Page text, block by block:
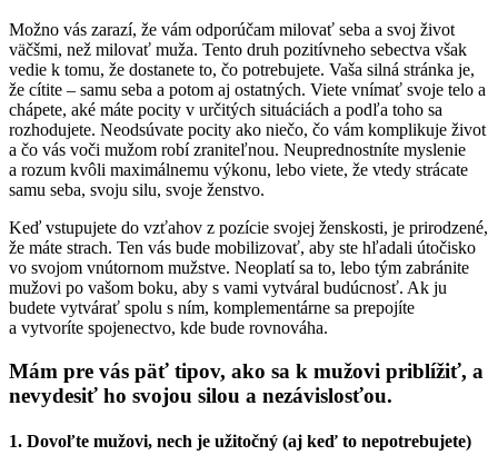
Možno vás zarazí, že vám odporúčam milovať seba a svoj život
väčšmi, než milovať muža. Tento druh pozitívneho sebectva však
vedie k tomu, že dostanete to, čo potrebujete. Vaša silná stránka je,
že cítite – samu seba a potom aj ostatných. Viete vnímať svoje telo a
chápete, aké máte pocity v určitých situáciách a podľa toho sa
rozhodujete. Neodsúvate pocity ako niečo, čo vám komplikuje život
a čo vás voči mužom robí zraniteľnou. Neuprednostníte myslenie
a rozum kvôli maximálnemu výkonu, lebo viete, že vtedy strácate
samu seba, svoju silu, svoje ženstvo.
Keď vstupujete do vzťahov z pozície svojej ženskosti, je prirodzené,
že máte strach. Ten vás bude mobilizovať, aby ste hľadali útočisko
vo svojom vnútornom mužstve. Neoplatí sa to, lebo tým zabránite
mužovi po vašom boku, aby s vami vytváral budúcnosť. Ak ju
budete vytvárať spolu s ním, komplementárne sa prepojíte
a vytvoríte spojenectvo, kde bude rovnováha.
Mám pre vás päť tipov, ako sa k mužovi priblížiť, a
nevydesiť ho svojou silou a nezávislosťou.
1. Dovoľte mužovi, nech je užitočný (aj keď to nepotrebujete)